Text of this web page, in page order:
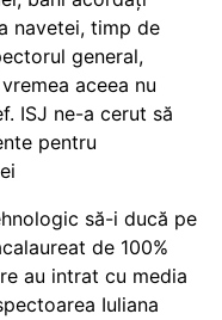
navetei, timp de
general,
aceea nu
ISJ ne-a cerut să
pentru
să-i ducă pe
de 100%
au intrat cu media
Iuliana